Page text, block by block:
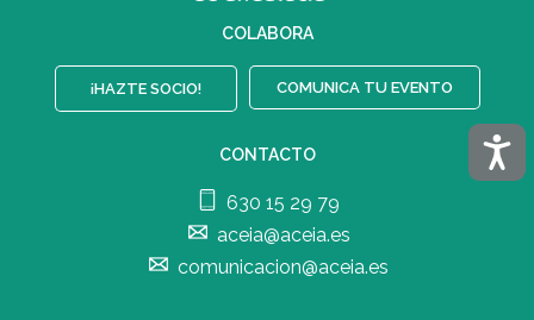
COLABORA
¡HAZTE SOCIO! COMUNICA TU EVENTO
CONTACTO
630 15 29 79
aceia@aceia.es
comunicacion@aceia.es